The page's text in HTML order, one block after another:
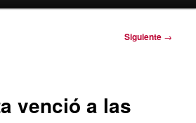
Siguiente →
venció a las